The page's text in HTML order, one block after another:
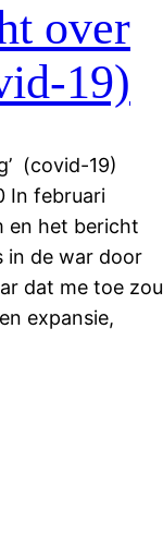
over
19)
(covid-19)
In februari
en het bericht
in de war door
dat me toe zou
expansie,